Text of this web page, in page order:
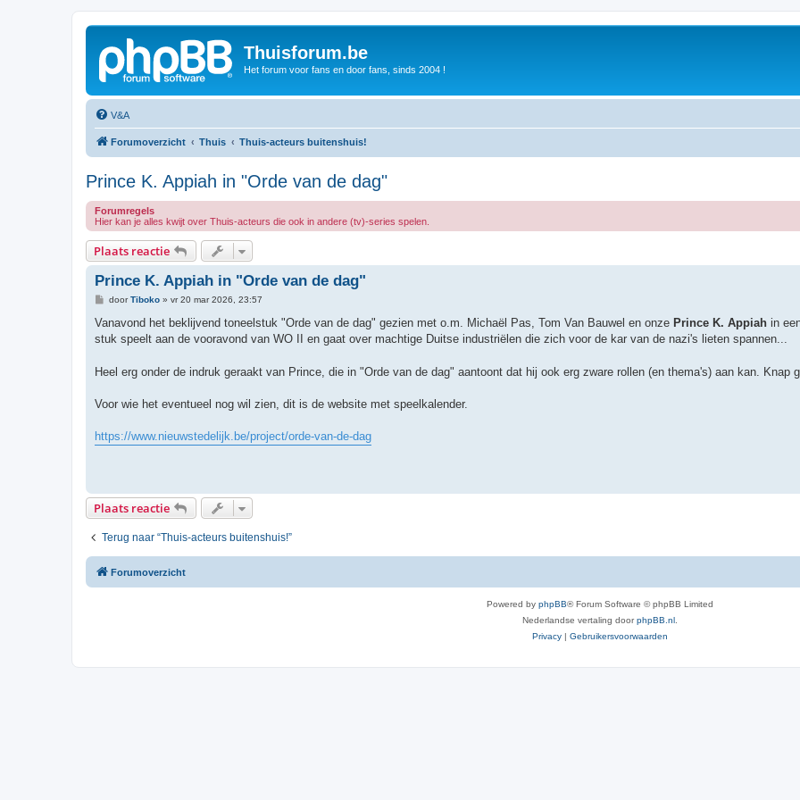
Thuisforum.be
Het forum voor fans en door fans, sinds 2004 !
V&A
Forumoverzicht Thuis Thuis-acteurs buitenshuis!
Prince K. Appiah in "Orde van de dag"
Forumregels
Hier kan je alles kwijt over Thuis-acteurs die ook in andere (tv)-series spelen.
Plaats reactie
Prince K. Appiah in "Orde van de dag"
B
r
c
doorTiboko» vr 20 mar 2026, 23:57
Vanavond het beklijvend toneelstuk "Orde van de dag" gezien met o.m. Michaël Pas, Tom Van Bauwel en onze Prince K. Appiah in
stuk speelt aan de vooravond van WO II en gaat over machtige Duitse industriëlen die zich voor de kar van de nazi's lieten spannen...
Heel erg onder de indruk geraakt van Prince, die in "Orde van de dag" aantoont dat hij ook erg zware rollen (en thema's) aan kan. Knap
Voor wie het eventueel nog wil zien, dit is de website met speelkalender.
https://www.nieuwstedelijk.be/project/orde-van-de-dag
Plaats reactie
Terug naar “Thuis-acteurs buitenshuis!”
Forumoverzicht
Powered by phpBB® Forum Software © phpBB Limited
Nederlandse vertaling doorphpBB.nl
Privacy | Gebruikersvoorwaarden